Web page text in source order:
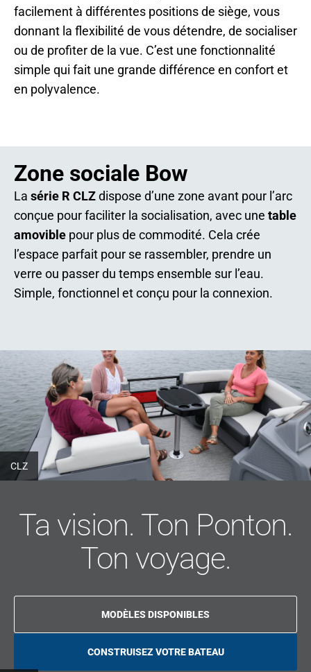
facilement à différentes positions de siège, vous
donnant la flexibilité de vous détendre, de socialiser
ou de profiter de la vue. C’est une fonctionnalité
simple qui fait une grande différence en confort et
en polyvalence.
Zone sociale Bow
La série R CLZdispose d’une zone avant pour l’arc
conçue pour faciliter la socialisation, avec une table
amovible pour plus de commodité. Cela crée
l’espace parfait pour se rassembler, prendre un
verre ou passer du temps ensemble sur l’eau.
Simple, fonctionnel et conçu pour la connexion.
CLZ
Ta vision. Ton Ponton.
Ton voyage.
MODÈLES DISPONIBLES
CONSTRUISEZ VOTRE BATEAU
O